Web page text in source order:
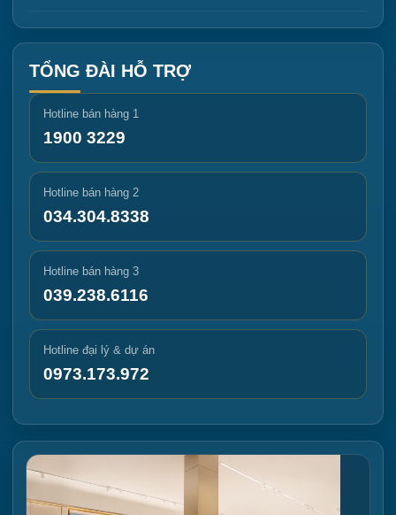
TỔNG ĐÀI HỖ TRỢ
Hotline bán hàng 1
1900 3229
Hotline bán hàng 2
034.304.8338
Hotline bán hàng 3
039.238.6116
Hotline đại lý & dự án
0973.173.972